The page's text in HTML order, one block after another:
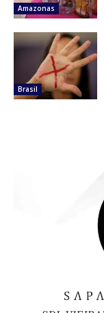
Amazonas
Brasil